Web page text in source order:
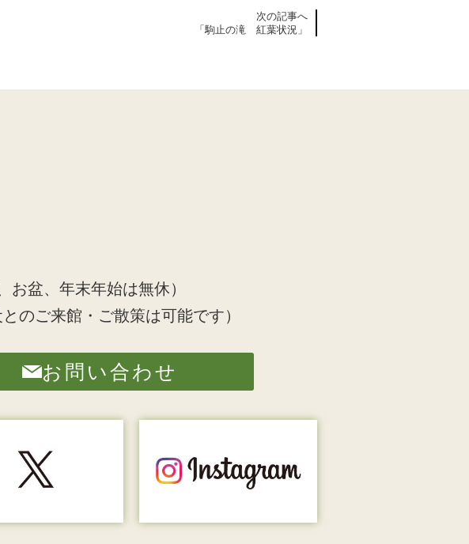
次の記事へ
「駒止の滝 紅葉状況」
盆、年末年始は無休）
とのご来館・ご散策は可能です）
お問い合わせ